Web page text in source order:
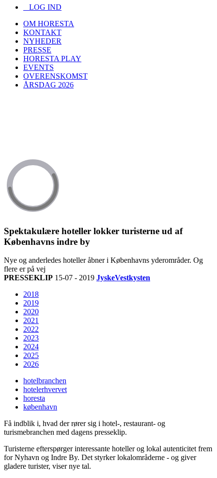
LOG IND
OM HORESTA
KONTAKT
NYHEDER
PRESSE
HORESTA PLAY
EVENTS
OVERENSKOMST
ÅRSDAG 2026
Spektakulære hoteller lokker turisterne ud af
Københavns indre by
Nye og anderledes hoteller åbner i Københavns yderområder. Og
flere er på vej
PRESSEKLIP 15-07 - 2019 JyskeVestkysten
2018
2019
2020
2021
2022
2023
2024
2025
2026
hotelbranchen
hotelerhvervet
horesta
københavn
Få indblik i, hvad der rører sig i hotel-, restaurant- og
turismebranchen med dagens presseklip.
Turisterne efterspørger interessante hoteller og lokal autenticitet frem
for Nyhavn og Indre By. Det styrker lokalområderne - og giver
gladere turister, viser nye tal.